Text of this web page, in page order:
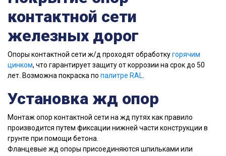
контактной сети
железных дорог
Опоры контактной сети ж/д проходят обработкугорячим
цинком, что гарантирует защиту от коррозии на срок до 50
лет. Возможна покраска по палитре RAL
Установка жд опор
Монтаж опор контактной сети на жд путях как правило
производится путем фиксации нижней части конструкции в
грунте при помощи бетона.
Фланцевые жд опоры присоединяются шпильками или